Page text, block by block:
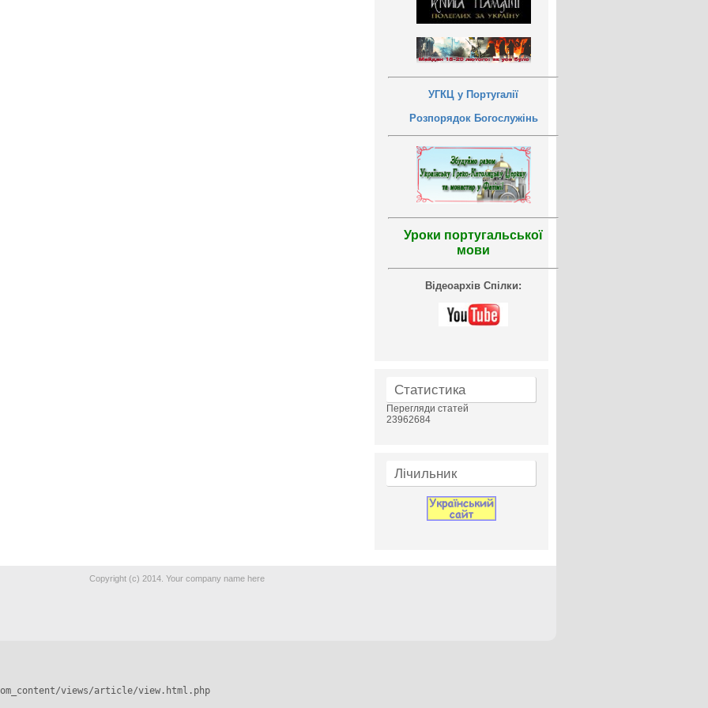
УГКЦ у Португалії
Розпорядок Богослужінь
Уроки португальської
мови
Відеоархів Спілки:
Статистика
Перегляди статей
23962684
Лічильник
Copyright (c) 2014. Your company name here
views/article/view.html.php